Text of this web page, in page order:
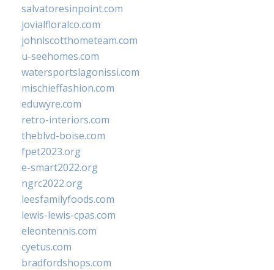
salvatoresinpoint.com
jovialfloralco.com
johnlscotthometeam.com
u-seehomes.com
watersportslagonissi.com
mischieffashion.com
eduwyre.com
retro-interiors.com
theblvd-boise.com
fpet2023.org
e-smart2022.org
ngrc2022.org
leesfamilyfoods.com
lewis-lewis-cpas.com
eleontennis.com
cyetus.com
bradfordshops.com